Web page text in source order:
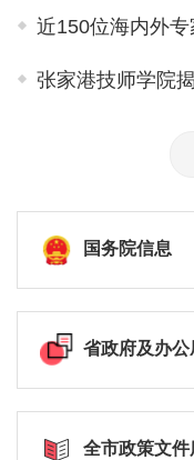
近150位海内外
张家港技师学院
国务院信息
省政府及办公
全市政策文件